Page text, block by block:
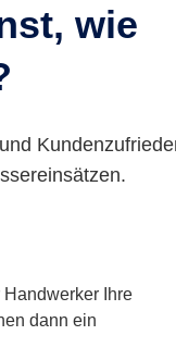
wie
Handwerker Ihre
dann ein